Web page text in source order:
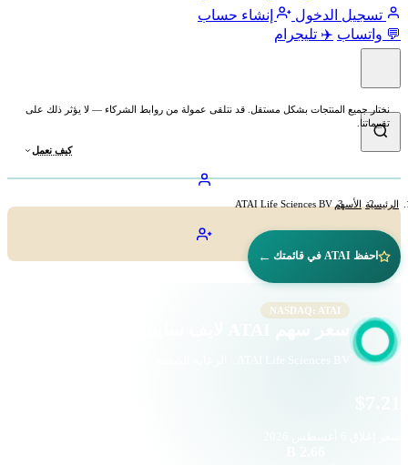
تسجيل الدخول
إنشاء حساب
💬 واتساب ✈️ تليجرام
نختار جميع المنتجات بشكل مستقل. قد نتلقى عمولة من روابط الشركاء — لا يؤثر ذلك على
تقييماتنا.
كيف نعمل
الرئيسية الأسهم ATAI Life Sciences BV
احفظ ATAI في قائمتك ←
NASDAQ: ATAI
سعر سهم ATAI لايف ساينسز (ATAI)